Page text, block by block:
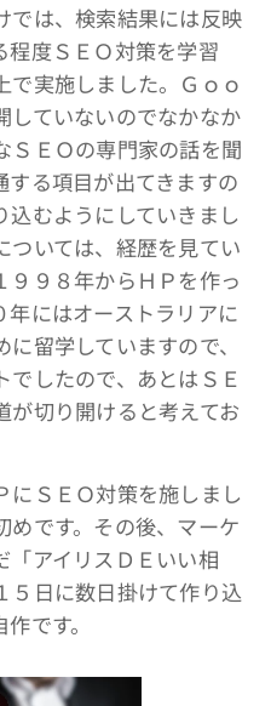
は、検索結果には反映
程度ＳＥＯ対策を学習
で実施しました。Ｇｏｏ
していないのでなかなか
ＳＥＯの専門家の話を聞
する項目が出てきますの
むようにしていきまし
ついては、経歴を見てい
９９８年からＨＰを作っ
にはオーストラリアに
留学していますので、
したので、あとはＳＥ
が切り開けると考えてお
ＳＥＯ対策を施しまし
めです。その後、マーケ
「アイリスＤＥいい相
５日に数日掛けて作り込
です。